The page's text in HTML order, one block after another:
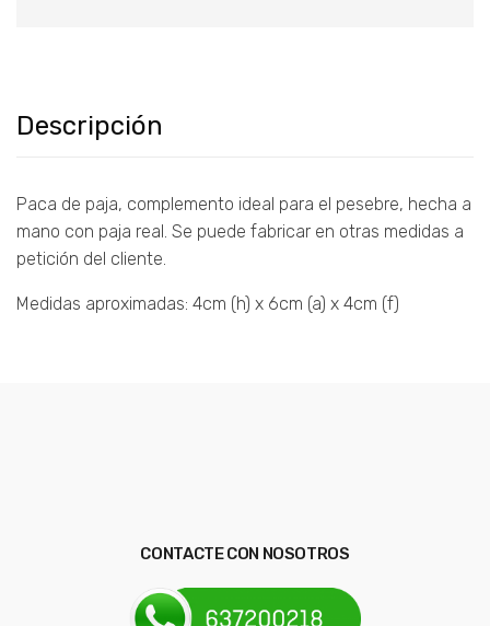
Descripción
Paca de paja, complemento ideal para el pesebre, hecha a
mano con paja real. Se puede fabricar en otras medidas a
petición del cliente.
Medidas aproximadas: 4cm (h) x 6cm (a) x 4cm (f)
CONTACTE CON NOSOTROS